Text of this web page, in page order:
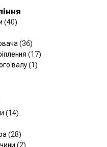
(40)
(36)
(17)
валу(1)
(14)
(28)
(2)